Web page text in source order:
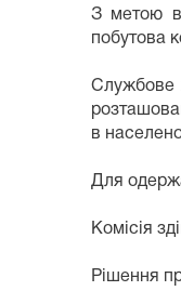
З метою
побутова
Службове
в
Для
Комісія
Рішення